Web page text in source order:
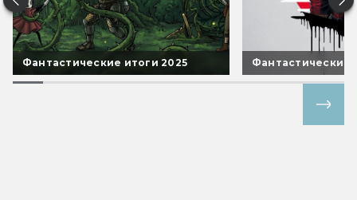
Фантастические итоги 2025 Фантастические